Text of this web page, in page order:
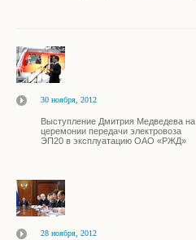
30 ноября, 2012
Выступление Дмитрия Медведева на
церемонии передачи электровоза
ЭП20 в эксплуатацию ОАО «РЖД»
28 ноября, 2012